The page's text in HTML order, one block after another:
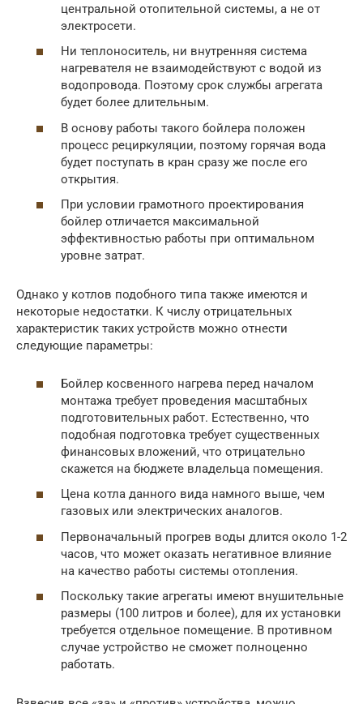
центральной отопительной системы, а не от
электросети.
Ни теплоноситель, ни внутренняя система
нагревателя не взаимодействуют с водой из
водопровода. Поэтому срок службы агрегата
будет более длительным.
В основу работы такого бойлера положен
процесс рециркуляции, поэтому горячая вода
будет поступать в кран сразу же после его
открытия.
При условии грамотного проектирования
бойлер отличается максимальной
эффективностью работы при оптимальном
уровне затрат.
Однако у котлов подобного типа также имеются и
некоторые недостатки. К числу отрицательных
характеристик таких устройств можно отнести
следующие параметры:
Бойлер косвенного нагрева перед началом
монтажа требует проведения масштабных
подготовительных работ. Естественно, что
подобная подготовка требует существенных
финансовых вложений, что отрицательно
скажется на бюджете владельца помещения.
Цена котла данного вида намного выше, чем
газовых или электрических аналогов.
Первоначальный прогрев воды длится около 1-2
часов, что может оказать негативное влияние
на качество работы системы отопления.
Поскольку такие агрегаты имеют внушительные
размеры (100 литров и более), для их установки
требуется отдельное помещение. В противном
случае устройство не сможет полноценно
работать.